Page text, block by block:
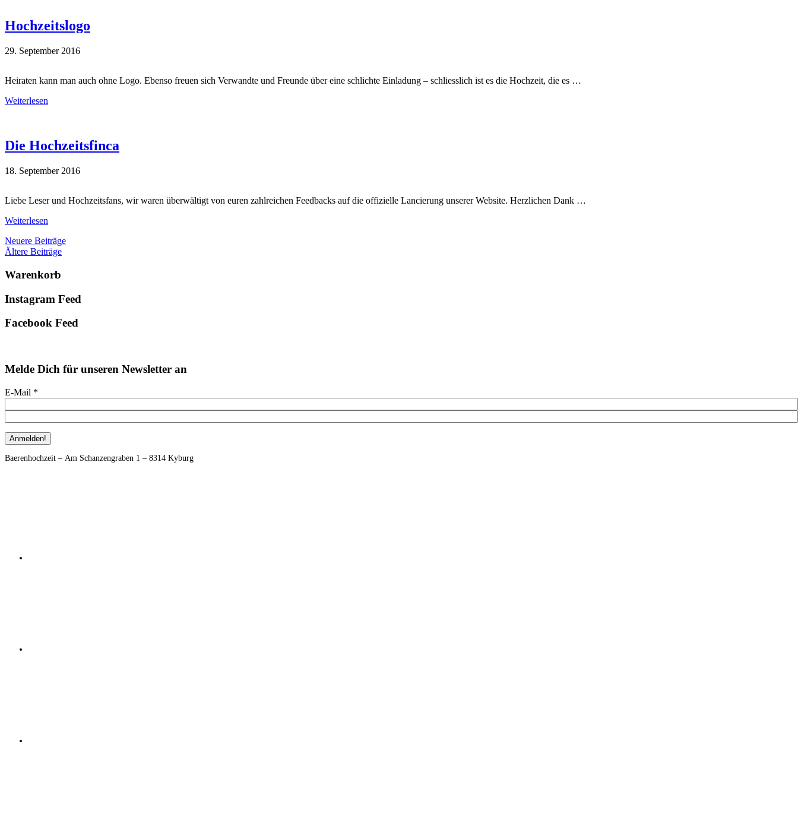
Hochzeitslogo
29. September 2016
Heiraten kann man auch ohne Logo. Ebenso freuen sich Verwandte und Freunde über eine schlichte Einladung – schliesslich ist es die Hochzeit, die es …
Weiterlesen
Die Hochzeitsfinca
18. September 2016
Liebe Leser und Hochzeitsfans, wir waren überwältigt von euren zahlreichen Feedbacks auf die offizielle Lancierung unserer Website. Herzlichen Dank …
Weiterlesen
Neuere Beiträge
Ältere Beiträge
Primary
Sidebar
Warenkorb
Instagram Feed
Facebook Feed
Melde Dich für unseren Newsletter an
E-Mail *
Footer
Baerenhochzeit – Am Schanzengraben 1 – 8314 Kyburg